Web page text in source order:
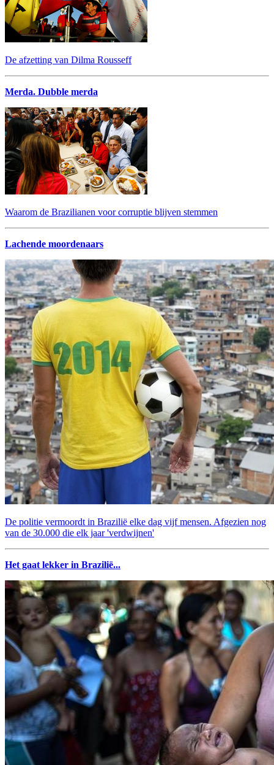
De afzetting van Dilma Rousseff
Merda. Dubble merda
Waarom de Brazilianen voor corruptie blijven stemmen
Lachende moordenaars
De politie vermoordt in Brazilië elke dag vijf mensen. Afgezien nog
van de 30.000 die elk jaar 'verdwijnen'
Het gaat lekker in Brazilië...